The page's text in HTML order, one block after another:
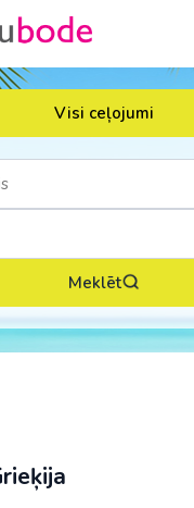
Visi ceļojumi
Meklēt